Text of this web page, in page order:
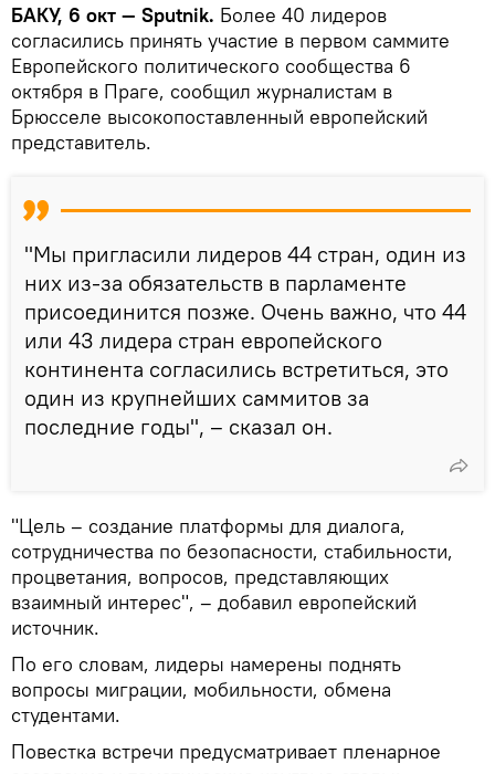
БАКУ, 6 окт — Sputnik. Более 40 лидеров
согласились принять участие в первом саммите
Европейского политического сообщества 6
октября в Праге, сообщил журналистам в
Брюсселе высокопоставленный европейский
представитель.
"Мы пригласили лидеров 44 стран, один из
них из-за обязательств в парламенте
присоединится позже. Очень важно, что 44
или 43 лидера стран европейского
континента согласились встретиться, это
один из крупнейших саммитов за
последние годы", – сказал он.
"Цель – создание платформы для диалога,
сотрудничества по безопасности, стабильности,
процветания, вопросов, представляющих
взаимный интерес", – добавил европейский
источник.
По его словам, лидеры намерены поднять
вопросы миграции, мобильности, обмена
студентами.
Повестка встречи предусматривает пленарное